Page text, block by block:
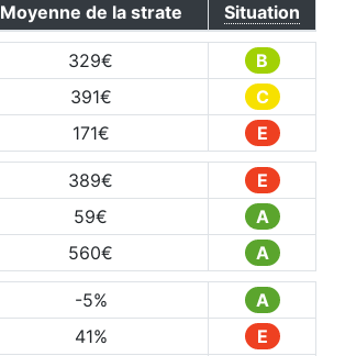
Moyenne de la strate Situation
329€
B
391€
C
171€ E
389€
E
59€
A
560€ A
-5%
A
41%
E